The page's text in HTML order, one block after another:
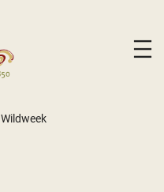
Wildweek